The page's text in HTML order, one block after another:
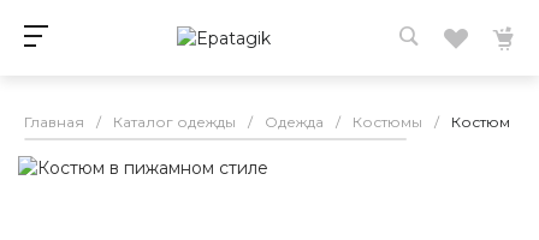
Главная / Каталог одежды / Одежда / Костюмы / Костюм в